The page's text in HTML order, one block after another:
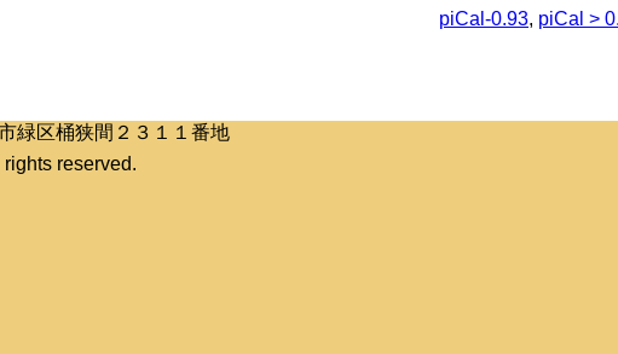
piCal-0.93, piCal >
緑区桶狭間２３１１番地
reserved.